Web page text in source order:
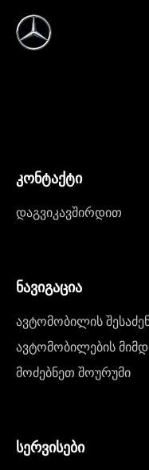
კონტაქტი
დაგვიკავშირდით
ნავიგაცია
ავტომობილის
ავტომობილების
მოძებნეთ შოურუმი
სერვისები